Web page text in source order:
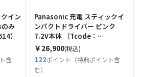
イン
み
）
含
Panasonic 充電 スティックイ
ンパクトドライバー ピンク
7.2V本体 （Tcode：
1134693）
￥26,900(税込)
122ポイント（特典ポイント含
む）